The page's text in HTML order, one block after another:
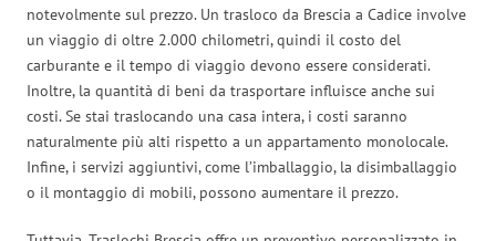
notevolmente sul prezzo. Un trasloco da Brescia a Cadice involve
un viaggio di oltre 2.000 chilometri, quindi il costo del
carburante e il tempo di viaggio devono essere considerati.
Inoltre, la quantità di beni da trasportare influisce anche sui
costi. Se stai traslocando una casa intera, i costi saranno
naturalmente più alti rispetto a un appartamento monolocale.
Infine, i servizi aggiuntivi, come l’imballaggio, la disimballaggio
o il montaggio di mobili, possono aumentare il prezzo.